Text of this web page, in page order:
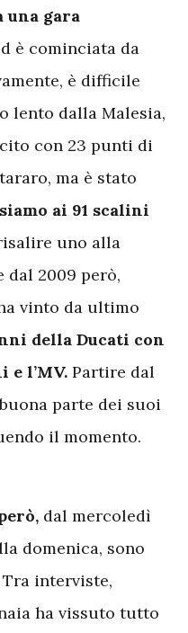
una gara
è cominciata da
è difficile
lento dalla Malesia,
con 23 punti di
ma è stato
ai 91 scalini
uno alla
2009 però,
vinto da ultimo
della Ducati con
e l’MV. Partire dal
parte dei suoi
il momento.
dal mercoledì
domenica, sono
interviste,
ha vissuto tutto